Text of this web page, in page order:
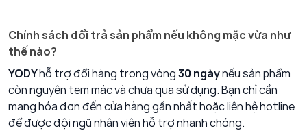
Chính sách đổi trả sản phẩm nếu không mặc vừa như
thế nào?
YODYhỗ trợ đổi hàng trong vòng30 ngàynếu sản phẩm
còn nguyên tem mác và chưa qua sử dụng. Bạn chỉ cần
mang hóa đơn đến cửa hàng gần nhất hoặc liên hệ hotline
để được đội ngũ nhân viên hỗ trợ nhanh chóng.